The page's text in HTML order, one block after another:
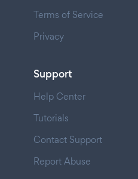
Terms of Service
Privacy
Support
Help Center
Tutorials
Contact Support
Report Abuse